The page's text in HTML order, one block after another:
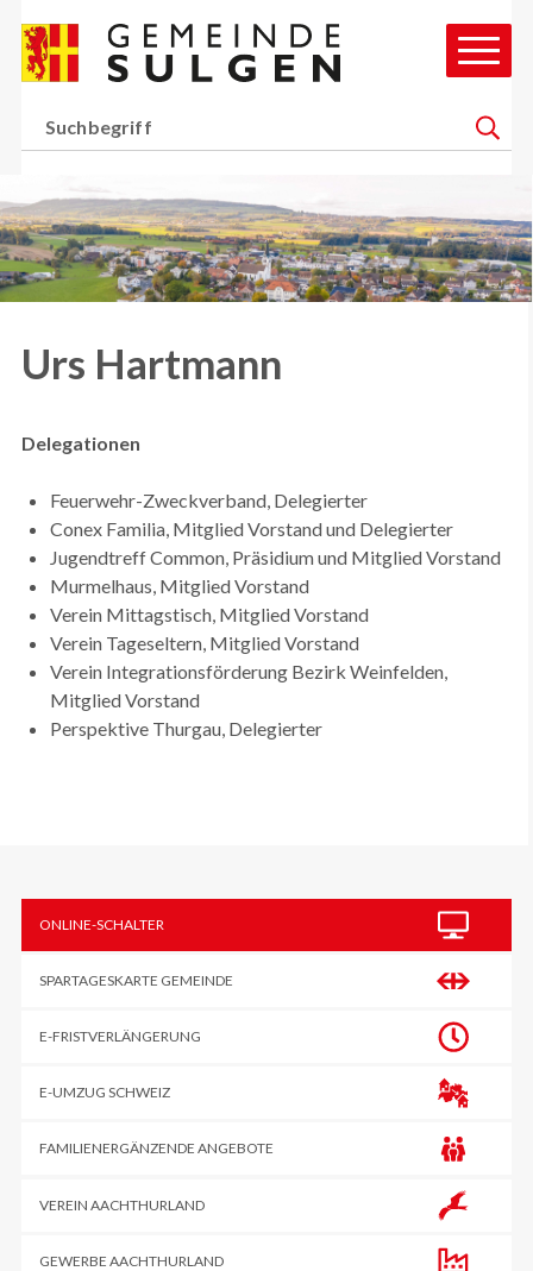
Navigieren in Gemeinde
Suchbegriff
Suche
Urs Hartmann
Delegationen
Feuerwehr-Zweckverband, Delegierter
Conex Familia, Mitglied Vorstand und Delegierter
Jugendtreff Common, Präsidium und Mitglied Vorstand
Murmelhaus, Mitglied Vorstand
Verein Mittagstisch, Mitglied Vorstand
Verein Tageseltern, Mitglied Vorstand
Verein Integrationsförderung Bezirk Weinfelden,
Mitglied Vorstand
Perspektive Thurgau, Delegierter
ONLINE-SCHALTER
SPARTAGESKARTE GEMEINDE
E-FRIST­VERLÄNGERUNG
E-UMZUG SCHWEIZ
FAMILIENERGÄNZENDE ANGEBOTE
VEREIN AACHTHURLAND
GEWERBE AACHTHURLAND